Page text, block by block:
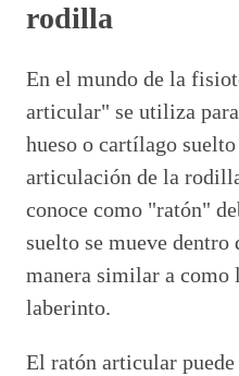
rodilla
En el mundo de la
articular" se utiliza
hueso o cartílago
articulación de la
conoce como "ratón"
suelto se mueve
manera similar a como
laberinto.
El ratón articular